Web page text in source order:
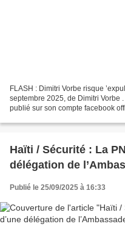
FLASH : Dimitri Vorbe risque
septembre 2025, de Dimitri Vorbe
publié sur son compte facebook
Haïti / Sécurité : La PNH a reçu la visite d’une
délégation de
Publié le 25/09/2025 à 16:33